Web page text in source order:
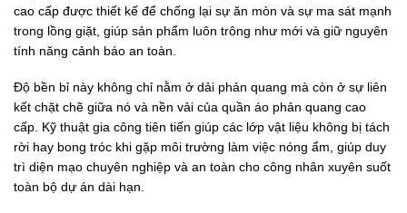
cao cấp được thiết kế để chống lại sự ăn mòn và sự ma sát mạnh
trong lồng giặt, giúp sản phẩm luôn trông như mới và giữ nguyên
tính năng cảnh báo an toàn.
Độ bền bỉ này không chỉ nằm ở dải phản quang mà còn ở sự liên
kết chặt chẽ giữa nó và nền vải của quần áo phản quang cao
cấp. Kỹ thuật gia công tiên tiến giúp các lớp vật liệu không bị tách
rời hay bong tróc khi gặp môi trường làm việc nóng ẩm, giúp duy
trì diện mạo chuyên nghiệp và an toàn cho công nhân xuyên suốt
toàn bộ dự án dài hạn.